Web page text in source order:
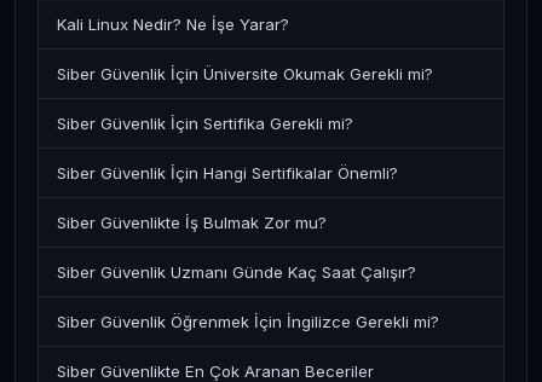
Kali Linux Nedir? Ne İşe Yarar?
Siber Güvenlik İçin Üniversite Okumak Gerekli mi?
Siber Güvenlik İçin Sertifika Gerekli mi?
Siber Güvenlik İçin Hangi Sertifikalar Önemli?
Siber Güvenlikte İş Bulmak Zor mu?
Siber Güvenlik Uzmanı Günde Kaç Saat Çalışır?
Siber Güvenlik Öğrenmek İçin İngilizce Gerekli mi?
Siber Güvenlikte En Çok Aranan Beceriler